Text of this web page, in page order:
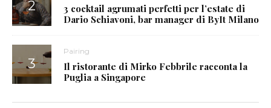
3 cocktail agrumati perfetti per l’estate di
Dario Schiavoni, bar manager di ByIt Milano
Pairing
Il ristorante di Mirko Febbrile racconta la
Puglia a Singapore